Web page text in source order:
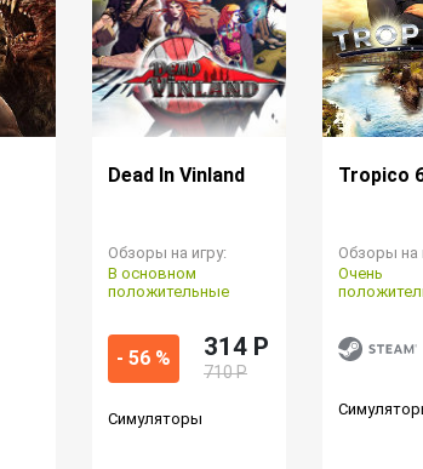
Dead In Vinland
Обзоры на игру:
В основном
положительные
- 56 % 314 P
710 Р
Симуляторы
Tropico
Обзоры на
Очень